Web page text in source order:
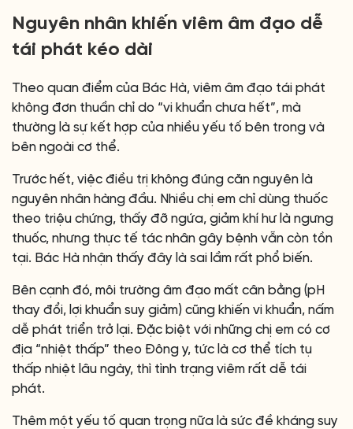
Nguyên nhân khiến viêm âm đạo dễ
tái phát kéo dài
Theo quan điểm của Bác Hà, viêm âm đạo tái phát
không đơn thuần chỉ do “vi khuẩn chưa hết”, mà
thường là sự kết hợp của nhiều yếu tố bên trong và
bên ngoài cơ thể.
Trước hết, việc điều trị không đúng căn nguyên là
nguyên nhân hàng đầu. Nhiều chị em chỉ dùng thuốc
theo triệu chứng, thấy đỡ ngứa, giảm khí hư là ngưng
thuốc, nhưng thực tế tác nhân gây bệnh vẫn còn tồn
tại. Bác Hà nhận thấy đây là sai lầm rất phổ biến.
Bên cạnh đó, môi trường âm đạo mất cân bằng (pH
thay đổi, lợi khuẩn suy giảm) cũng khiến vi khuẩn, nấm
dễ phát triển trở lại. Đặc biệt với những chị em có cơ
địa “nhiệt thấp” theo Đông y, tức là cơ thể tích tụ
thấp nhiệt lâu ngày, thì tình trạng viêm rất dễ tái
phát.
Thêm một yếu tố quan trọng nữa là sức đề kháng suy